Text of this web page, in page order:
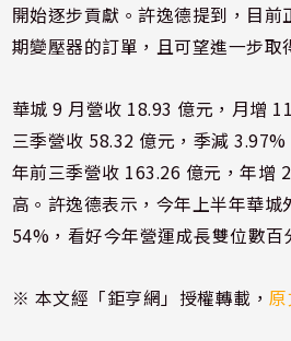
開始逐步貢獻。許逸德提到，目前
期變壓器的訂單，且可望進一步取
華城 9 月營收 18.93 億元，月增
三季營收 58.32 億元，季減
年前三季營收 163.26 億元，年增
高。許逸德表示，今年上半年華城
54%，看好今年營運成長雙位數百
※ 本文經「鉅亨網」授權轉載，